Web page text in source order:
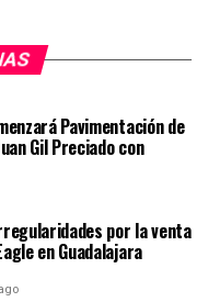
Pavimentación de
Gil Preciado con
por la venta
en Guadalajara